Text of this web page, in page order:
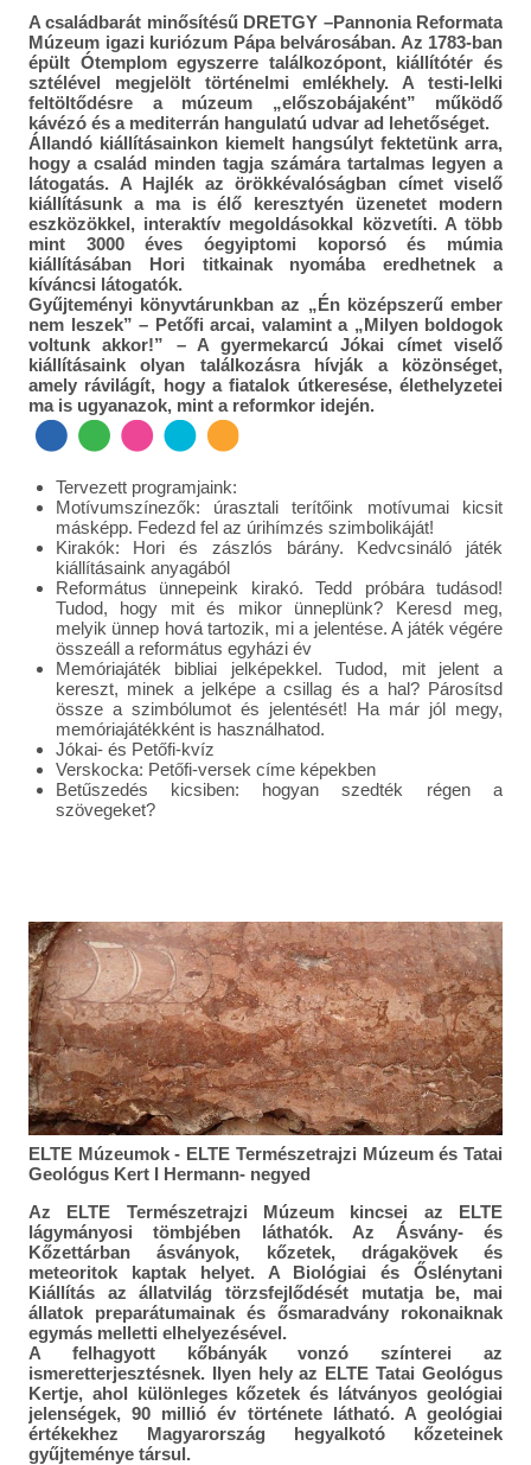
A családbarát minősítésű DRETGY –Pannonia Reformata
Múzeum igazi kuriózum Pápa belvárosában. Az 1783-ban
épült Ótemplom egyszerre találkozópont, kiállítótér és
sztélével megjelölt történelmi emlékhely. A testi-lelki
feltöltődésre a múzeum „előszobájaként” működő
kávézó és a mediterrán hangulatú udvar ad lehetőséget.
Állandó kiállításainkon kiemelt hangsúlyt fektetünk arra,
hogy a család minden tagja számára tartalmas legyen a
látogatás. A Hajlék az örökkévalóságban címet viselő
kiállításunk a ma is élő keresztyén üzenetet modern
eszközökkel, interaktív megoldásokkal közvetíti. A több
mint 3000 éves óegyiptomi koporsó és múmia
kiállításában Hori titkainak nyomába eredhetnek a
kíváncsi látogatók.
Gyűjteményi könyvtárunkban az „Én középszerű ember
nem leszek” – Petőfi arcai, valamint a „Milyen boldogok
voltunk akkor!” – A gyermekarcú Jókai címet viselő
kiállításaink olyan találkozásra hívják a közönséget,
amely rávilágít, hogy a fiatalok útkeresése, élethelyzetei
ma is ugyanazok, mint a reformkor idején.
Tervezett programjaink:
Motívumszínezők: úrasztali terítőink motívumai kicsit
másképp. Fedezd fel az úrihímzés szimbolikáját!
Kirakók: Hori és zászlós bárány. Kedvcsináló játék
kiállításaink anyagából
Református ünnepeink kirakó. Tedd próbára tudásod!
Tudod, hogy mit és mikor ünneplünk? Keresd meg,
melyik ünnep hová tartozik, mi a jelentése. A játék végére
összeáll a református egyházi év
Memóriajáték bibliai jelképekkel. Tudod, mit jelent a
kereszt, minek a jelképe a csillag és a hal? Párosítsd
össze a szimbólumot és jelentését! Ha már jól megy,
memóriajátékként is használhatod.
Jókai- és Petőfi-kvíz
Verskocka: Petőfi-versek címe képekben
Betűszedés kicsiben: hogyan szedték régen a
szövegeket?
ELTE Múzeumok - ELTE Természetrajzi Múzeum és Tatai
Geológus Kert I Hermann- negyed
Az ELTE Természetrajzi Múzeum kincsei az ELTE
lágymányosi tömbjében láthatók. Az Ásvány- és
Kőzettárban ásványok, kőzetek, drágakövek és
meteoritok kaptak helyet. A Biológiai és Őslénytani
Kiállítás az állatvilág törzsfejlődését mutatja be, mai
állatok preparátumainak és ősmaradvány rokonaiknak
egymás melletti elhelyezésével.
A felhagyott kőbányák vonzó színterei az
ismeretterjesztésnek. Ilyen hely az ELTE Tatai Geológus
Kertje, ahol különleges kőzetek és látványos geológiai
jelenségek, 90 millió év története látható. A geológiai
értékekhez Magyarország hegyalkotó kőzeteinek
gyűjteménye társul.